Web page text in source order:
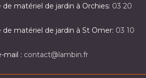
de matériel de jardin à Orchies: 03 20
de matériel de jardin à St Omer: 03 10
mail : contact@lambin.fr